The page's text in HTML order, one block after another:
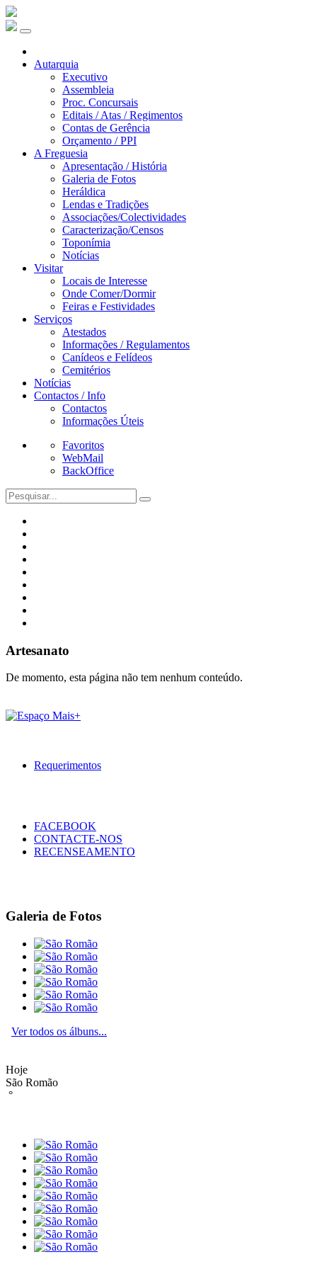
Autarquia
Executivo
Assembleia
Proc. Concursais
Editais / Atas / Regimentos
Contas de Gerência
Orçamento / PPI
A Freguesia
Apresentação / História
Galeria de Fotos
Heráldica
Lendas e Tradições
Associações/Colectividades
Caracterização/Censos
Toponímia
Notícias
Visitar
Locais de Interesse
Onde Comer/Dormir
Feiras e Festividades
Serviços
Atestados
Informações / Regulamentos
Canídeos e Felídeos
Cemitérios
Notícias
Contactos / Info
Contactos
Informações Úteis
Favoritos
WebMail
BackOffice
Artesanato
De momento, esta página não tem nenhum conteúdo.
Requerimentos
FACEBOOK
CONTACTE-NOS
RECENSEAMENTO
Galeria de Fotos
Ver todos os álbuns...
Hoje
São Romão
°